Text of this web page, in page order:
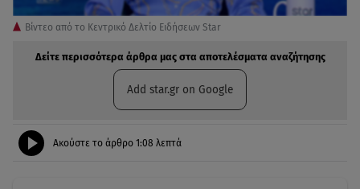
Βίντεο από το Κεντρικό Δελτίο Ειδήσεων Star
Δείτε περισσότερα άρθρα μας στα αποτελέσματα αναζήτησης
Add star.gr on Google
Ακούστε το άρθρο 1:08 λεπτά